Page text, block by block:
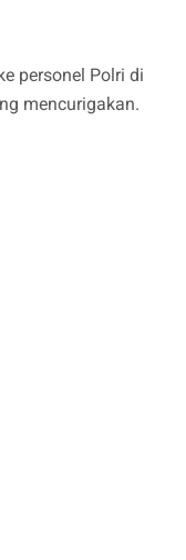
personel Polri di
mencurigakan.